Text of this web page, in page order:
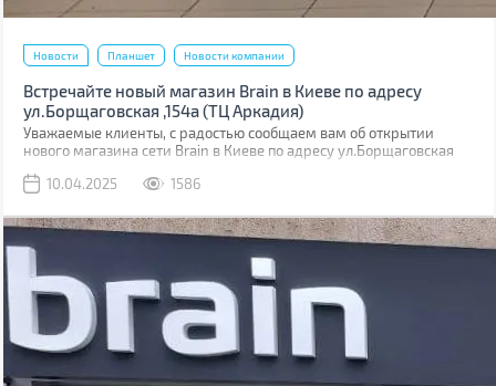
Новости Планшет Новости компании
Встречайте новый магазин Brain в Киеве по адресу
ул.Борщаговская ,154а (ТЦ Аркадия)
Уважаемые клиенты, с радостью сообщаем вам об открытии
нового магазина сети Brain в Киеве по адресу ул.Борщаговская
10.04.2025
1586